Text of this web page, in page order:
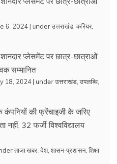
6, 2024 | underउत्तराखंड करियर
प्लेसमेंट पर छात्र-छात्राओं
सम्मानित
18, 2024 | underउत्तराखंड उपलब्धि
कंपनियों की फ्रेंचाइजी के जरिए
नहीं, 32 फर्जी विश्वविद्यालय
ताजा खबर देश, शासन-प्रशासन, शिक्षा